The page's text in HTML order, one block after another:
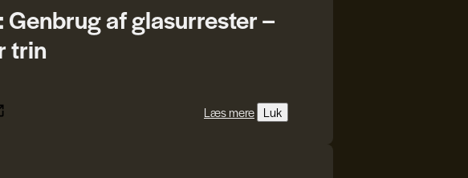
Genbrug af glasurrester –
trin
Læs mere Luk